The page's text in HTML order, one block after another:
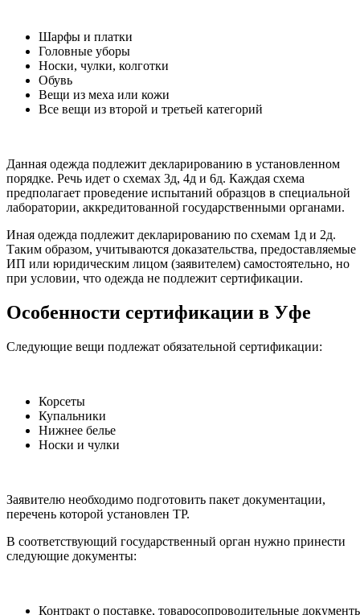
Шарфы и платки
Головные уборы
Носки, чулки, колготки
Обувь
Вещи из меха или кожи
Все вещи из второй и третьей категорий
Данная одежда подлежит декларированию в установленном
порядке. Речь идет о схемах 3д, 4д и 6д. Каждая схема
предполагает проведение испытаний образцов в специальной
лаборатории, аккредитованной государственными органами.
Иная одежда подлежит декларированию по схемам 1д и 2д.
Таким образом, учитываются доказательства, предоставляемые
ИП или юридическим лицом (заявителем) самостоятельно, но
при условии, что одежда не подлежит сертификации.
Особенности сертификации в Уфе
Следующие вещи подлежат обязательной сертификации:
Корсеты
Купальники
Нижнее белье
Носки и чулки
Заявителю необходимо подготовить пакет документации,
перечень которой установлен ТР.
В соответствующий государственный орган нужно принести
следующие документы:
Контракт о поставке, товаросопроводительные